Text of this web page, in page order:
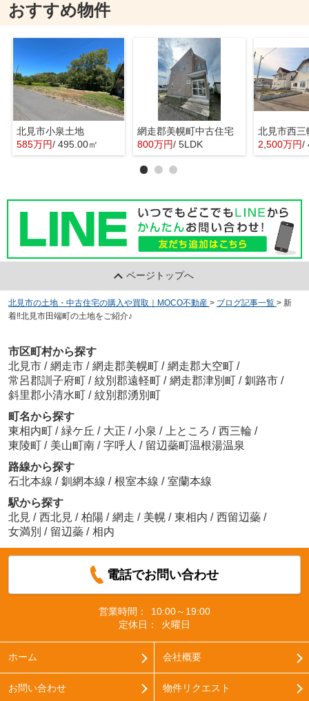
おすすめ物件
北見市小泉土地
585万円/ 495.00㎡
網走郡美幌町中古住宅
800万円/ 5LDK
北見市西三
2,500万円/
ページトップへ
北見市の土地・中古住宅の購入や買取｜MOCO不動産 > ブログ記事一覧 > 新
着‼北見市田端町の土地をご紹介♪
市区町村から探す
北見市 / 網走市 / 網走郡美幌町 / 網走郡大空町 /
常呂郡訓子府町 / 紋別郡遠軽町 / 網走郡津別町 / 釧路市 /
斜里郡小清水町 / 紋別郡湧別町
町名から探す
東相内町 / 緑ケ丘 / 大正 / 小泉 / 上ところ / 西三輪 /
東陵町 / 美山町南 / 字呼人 / 留辺蘂町温根湯温泉
路線から探す
石北本線 / 釧網本線 / 根室本線 / 室蘭本線
駅から探す
北見 / 西北見 / 柏陽 / 網走 / 美幌 / 東相内 / 西留辺蘂 /
女満別 / 留辺蘂 / 相内
電話でお問い合わせ
営業時間：
10:00～19:00
定休日：
火曜日
ホーム 会社概要
お問い合わせ 物件リクエスト